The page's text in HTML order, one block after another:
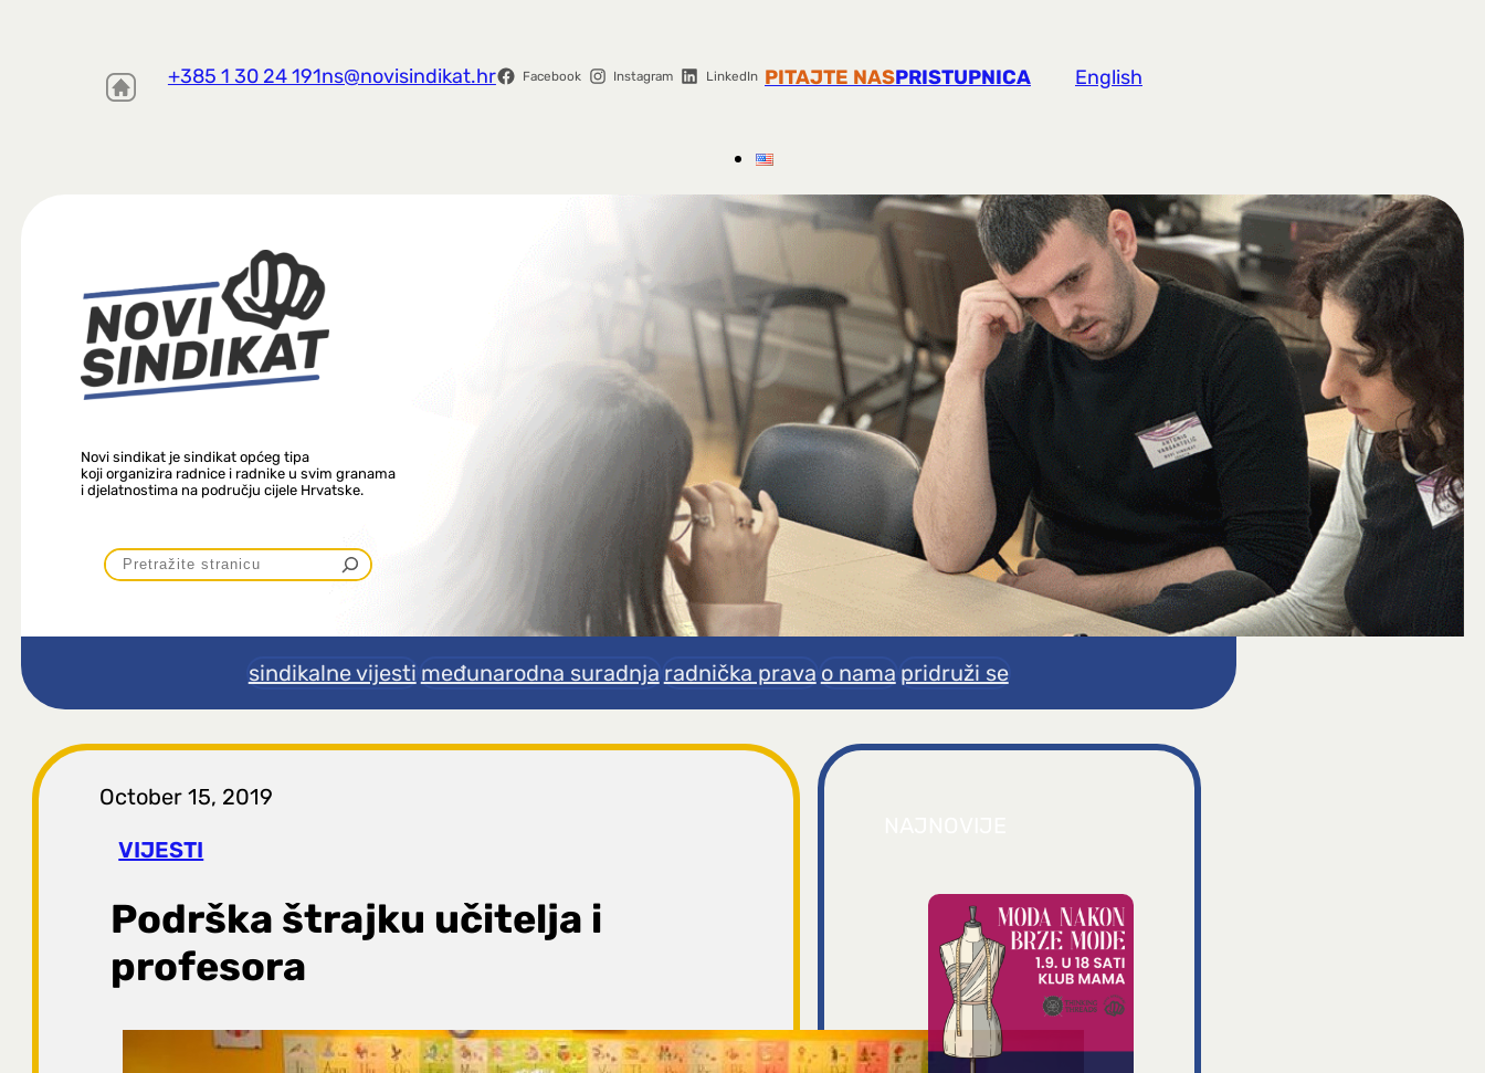
+385 1 30 24 191ns@novisindikat.hr Facebook Instagram LinkedIn PITAJTE NASPRISTUPNICA English
Novi sindikat je sindikat općeg tipa
koji organizira radnice i radnike u svim granama
i djelatnostima na području cijele Hrvatske.
P
r
t
r
a
g
a
sindikalne vijesti međunarodna suradnja radnička prava o nama pridruži se
October 15, 2019
VIJESTI
Podrška štrajku učitelja i
profesora